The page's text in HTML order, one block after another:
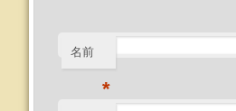
名前
*